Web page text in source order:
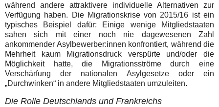
während andere attraktivere individuelle Alternativen zur
Verfügung haben. Die Migrationskrise von 2015/16 ist ein
typisches Beispiel dafür: Einige wenige Mitgliedstaaten
sahen sich mit einer noch nie dagewesenen Zahl
ankommender Asylbewerber:innen konfrontiert, während die
Mehrheit kaum Migrationsdruck verspürte und/oder die
Möglichkeit hatte, die Migrationsströme durch eine
Verschärfung der nationalen Asylgesetze oder ein
„Durchwinken“ in andere Mitgliedstaaten umzuleiten.
Die Rolle Deutschlands und Frankreichs